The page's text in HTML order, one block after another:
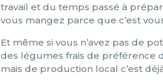
travail et du temps passé à
vous mangez parce que c’est
Et même si vous n’avez pas de
des légumes frais de préférence
mais de production local c’est